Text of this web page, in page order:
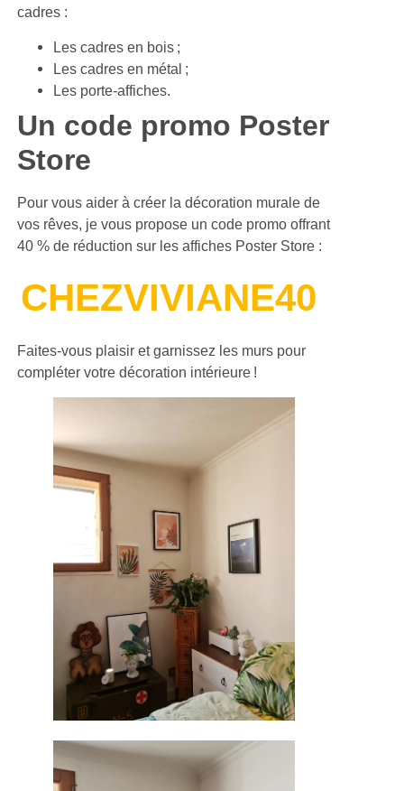
cadres :
Les cadres en bois ;
Les cadres en métal ;
Les porte-affiches.
Un code promo Poster
Store
Pour vous aider à créer la décoration murale de
vos rêves, je vous propose un code promo offrant
40 % de réduction sur les affiches Poster Store :
CHEZVIVIANE40
Faites-vous plaisir et garnissez les murs pour
compléter votre décoration intérieure !